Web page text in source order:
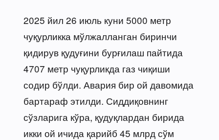
2025 йил 26 июль куни 5000 метр
чуқурликка мўлжалланган биринчи
қидирув қудуғини бурғилаш пайтида
4707 метр чуқурликда газ чиқиши
содир бўлди. Авария бир ой давомида
бартараф этилди. Сиддиқовнинг
сўзларига кўра, қудуқлардан бирида
икки ой ичида қарийб 45 млрд сўм